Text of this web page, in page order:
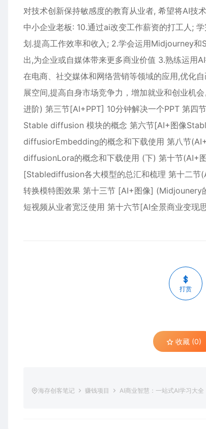
对技术创新保持敏感度的教育从业者, 希望将AI技
中小企业老板: 10.通过ai改变工作薪资的打工人;
划.提高工作效率和收入; 2.学会运用Midjourney
出,为企业或自媒体带来更多商业价值 3.熟练运用
在电商、社交媒体和网络营销等领域的应用,优化
展空间,提高自身市场竞争力，增加就业和创业机
进阶) 第三节[AI+PPT] 10分钟解决一个PPT 第
Stable diffusion 模块的概念 第六节[AI+图像
diffusiorEmbedding的概念和下载使用 第八节
diffusionLora的概念和下载使用 (下) 第十节
[Stablediffusion各大模型的总汇和梳理 第十二
转换模特图效果 第十三节 [AI+图像] (Midjounery
短视频从业者宽泛使用 第十六节[AI全景商业变现
打赏
收藏 (0)
海存创客笔记 赚钱项目 AI商业智慧：一站式AI学习大